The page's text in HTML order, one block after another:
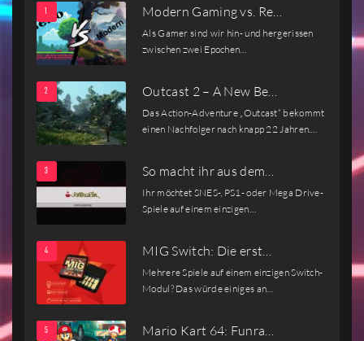
Modern Gaming vs. Re…
Als Gamer sind wir hin- und hergerissen
zwischen zwei Epochen…
Outcast 2 – A New Be…
Das Action-Adventure „Outcast“ bekommt
einen Nachfolger nach knapp 22 Jahren.…
So macht ihr aus dem…
Ihr möchtet SNES-, PS1- oder Mega Drive-
Spiele auf einem einzigen…
MIG Switch: Die erst…
Mehrere Spiele auf einem einzigen Switch-
Modul? Das würde einiges an…
Mario Kart 64: Funra…